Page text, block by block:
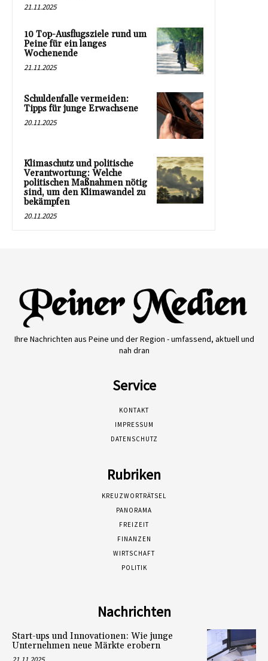
21.11.2025
10 Top-Ausflugsziele rund um
Peine für ein langes
Wochenende
21.11.2025
Schuldenfalle vermeiden:
Tipps für junge Erwachsene
20.11.2025
Klimaschutz und politische
Verantwortung: Welche
politischen Maßnahmen nötig
sind, um den Klimawandel zu
bekämpfen
20.11.2025
Ihre Nachrichten aus Peine und der Region - umfassend, aktuell und
nah dran
Service
KONTAKT
IMPRESSUM
DATENSCHUTZ
Rubriken
KREUZWORTRÄTSEL
PANORAMA
FREIZEIT
FINANZEN
WIRTSCHAFT
POLITIK
Nachrichten
Start-ups und Innovationen: Wie junge
Unternehmen neue Märkte erobern